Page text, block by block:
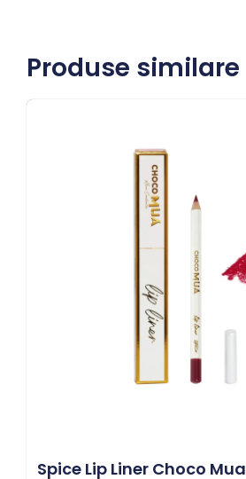
Produse similare
Spice Lip Liner Choco Mua